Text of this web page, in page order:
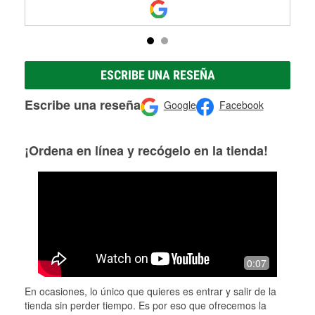
ESCRIBE UNA RESEÑA
Escribe una reseña Google Facebook
¡Ordena en línea y recógelo en la tienda!
0:07
En ocasiones, lo único que quieres es entrar y salir de la
tienda sin perder tiempo. Es por eso que ofrecemos la